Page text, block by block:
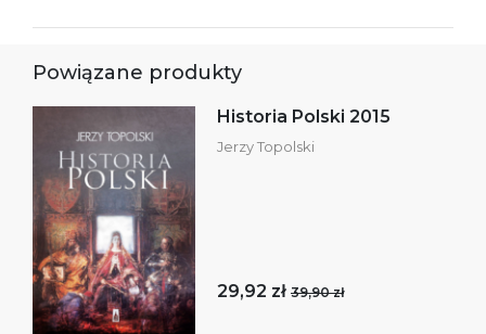
Powiązane produkty
Historia Polski 2015
Jerzy Topolski
29,92 zł 39,90 zł